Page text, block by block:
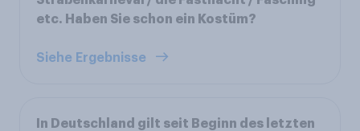
etc. Haben Sie schon ein Kostüm?
Siehe Ergebnisse
In Deutschland gilt seit Beginn des letzten